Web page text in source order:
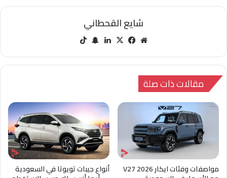
شايع القحطاني
مو
الوي
في
وك
‫X لينك سنا
تشا
مقالات ذات صلة
أنواع جيبات تويوتا في السعودية مواصفات وفئات ايكار V27 2026